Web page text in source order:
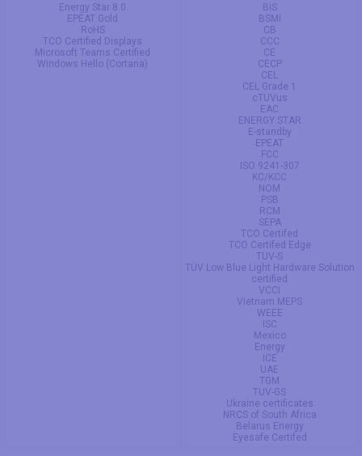
Energy Star 8.0
EPEAT Gold
RoHS
TCO Certified Displays
Microsoft Teams Certified
Windows Hello (Cortana)
BIS
BSMI
CB
CCC
CE
CECP
CEL
CEL Grade 1
cTUVus
EAC
ENERGY STAR
E-standby
EPEAT
FCC
ISO 9241-307
KC/KCC
NOM
PSB
RCM
SEPA
TCO Certifed
TCO Certifed Edge
TUV-S
TÜV Low Blue Light Hardware Solution
certified
VCCI
Vietnam MEPS
WEEE
ISC
Mexico
Energy
ICE
UAE
TGM
TUV-GS
Ukraine certificates
NRCS of South Africa
Belarus Energy
Eyesafe Certifed